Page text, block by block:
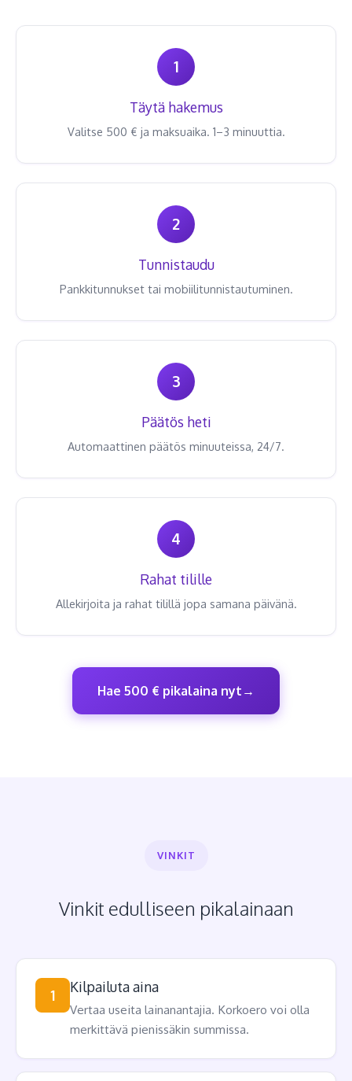
1
Täytä hakemus
Valitse 500 € ja maksuaika. 1–3 minuuttia.
2
Tunnistaudu
Pankkitunnukset tai mobiilitunnistautuminen.
3
Päätös heti
Automaattinen päätös minuuteissa, 24/7.
4
Rahat tilille
Allekirjoita ja rahat tilillä jopa samana päivänä.
Hae 500 € pikalaina nyt
VINKIT
Vinkit edulliseen pikalainaan
1 Kilpailuta aina
Vertaa useita lainanantajia. Korkoero voi olla
merkittävä pienissäkin summissa.